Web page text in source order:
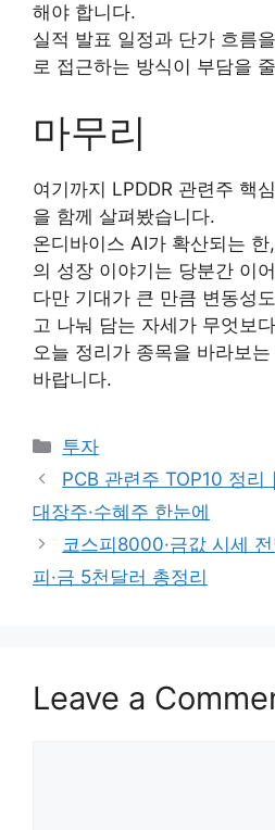
해야 합니다.
실적 발표 일정과 단가 흐름
로 접근하는 방식이 부담을
마무리
여기까지 LPDDR 관련주 핵
을 함께 살펴봤습니다.
온디바이스 AI가 확산되는
의 성장 이야기는 당분간 이
다만 기대가 큰 만큼 변동성
고 나눠 담는 자세가 무엇보
오늘 정리가 종목을 바라보
바랍니다.
Categories
투자
PCB 관련주 TOP10 정
대장주·수혜주 한눈에
코스피8000·금값 시세
피·금 5천달러 총정리
Leave a